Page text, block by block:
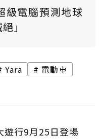
級電腦預測地球
」
Yara
電動車
遊行9月25日登場